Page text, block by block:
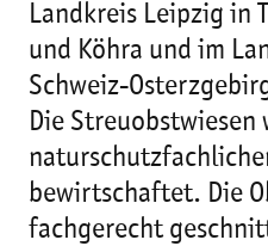
Landkreis Leipzig in
und Köhra und im
Schweiz-
Die Streuobstwiesen
bewirtschaftet. Die
fachgerecht